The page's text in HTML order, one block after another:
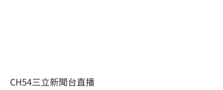
CH54三立新聞台直播